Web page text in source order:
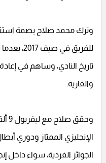
وترك محمد صلاح بصمة
للفريق في
تاريخ النادي، وساهم في
والقارية.
الإنجليزي الممتاز ودوري
الجوائز الفردية، سواء داخل